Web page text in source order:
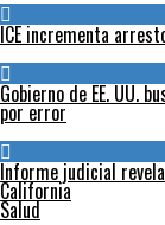
ICE incrementa
Gobierno de EE. UU.
por error
Informe judicial
California
Salud